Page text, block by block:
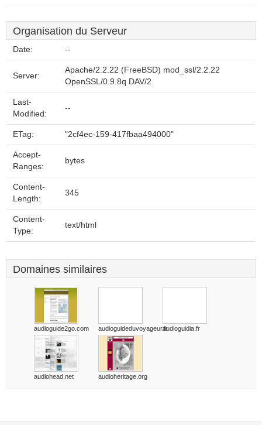
Organisation du Serveur
Date: --
Server:
Apache/2.2.22 (FreeBSD) mod_ssl/2.2.22
OpenSSL/0.9.8q DAV/2
Last-
Modified:
--
ETag: "2cf4ec-159-417fbaa494000"
Accept-
Ranges:
bytes
Content-
Length:
345
Content-
Type:
text/html
Domaines similaires
audioguide2go.com audioguideduvoyageur.fraudioguidia.fr
audiohead.net audioheritage.org